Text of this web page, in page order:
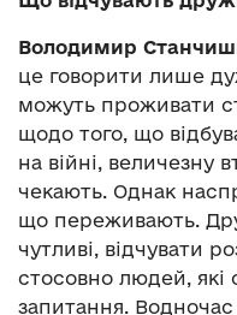
Володимир
це говорити лише
можуть проживати
щодо того, що
на війні, величезну
чекають. Однак
що переживають.
чутливі, відчувати
стосовно людей, які
запитання.